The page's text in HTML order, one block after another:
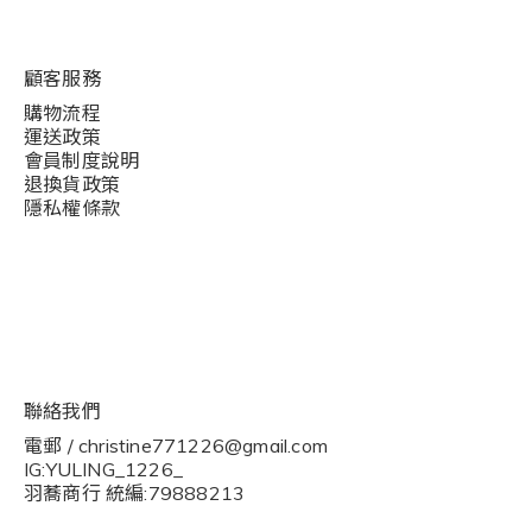
顧客服務
購物流程
運送政策
會員制度說明
退換貨政策
隱私權條款
聯絡我們
電郵 / christine771226@gmail.com
IG:YULING_1226_
羽蕎商行 統編:79888213